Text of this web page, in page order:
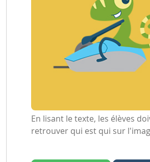
En lisant le texte, les élèves
retrouver qui est qui sur